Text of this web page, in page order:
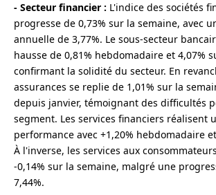
- Secteur financier : L'indice des sociétés
progresse de 0,73% sur la semaine, avec
annuelle de 3,77%. Le sous-secteur
hausse de 0,81% hebdomadaire et 4,07%
confirmant la solidité du secteur. En
assurances se replie de 1,01% sur la
depuis janvier, témoignant des difficultés
segment. Les services financiers réalisent
performance avec +1,20% hebdomadaire
À l'inverse, les services aux
-0,14% sur la semaine, malgré une
7,44%.